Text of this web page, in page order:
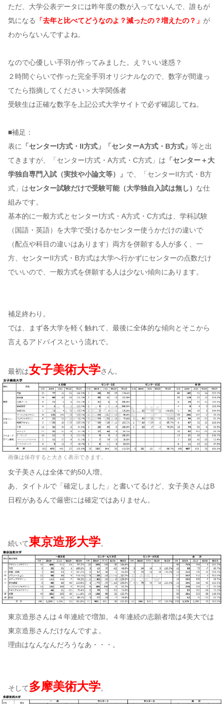
ただ、大学公表データには昨年度の数が入ってないんで、誰もが
気になる
「去年と比べてどうなのよ？減ったの？増えたの？」 が
わからないんですよね。
なので心優しい手羽が作ってみました。え？いい迷惑？
２時間ぐらいで作った完全手羽オリジナルなので、数字が間違っ
てたら指摘してください＞大学関係者
受験生は正確な数字を上記公式大学サイトで必ず確認してね。
■補足：
表に
「センターI方式・II方式」「センターA方式・B方式」 等と出
てきますが、「センターI方式・A方式・C方式」は 「センター＋大
学独自専門入試（実技や小論文等）」 で、「センターII方式・B方
式」はセンター試験だけで受験可能（大学独自入試は無し） な仕
組みです。
基本的に一般方式とセンターI方式・A方式・C方式は、学科試験
（国語・英語）を大学で受けるかセンター使うかだけの違いで
（配点や科目の違いはあります）両方を併願する人が多く、一
方、センターII方式・B方式は大学へ行かずにセンターの点数だけ
でいいので、一般方式を併願する人は少ない傾向にあります。
補足終わり。
では、まず各大学を軽く触れて、最後に全体的な傾向とそこから
言えるアドバイスという流れで。
最初は女子美術大学さん。
画像は保存すると大きく表示できます。
女子美さんは全体で約50人増。
あ、タイトルで「確定しました」と書いてるけど、女子美さんはB
日程があるんで厳密には確定ではありません。
続いて東京造形大学。
東京造形さんは４年連続で増加。４年連続の志願者増は4美大では
東京造形さんだけなんですよ。
理由はなんなんだろうなあ・・・。
そして多摩美術大学。